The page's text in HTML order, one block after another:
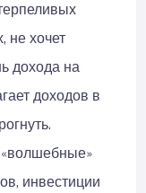
не хочет
дохода на
доходов в
инвестиции